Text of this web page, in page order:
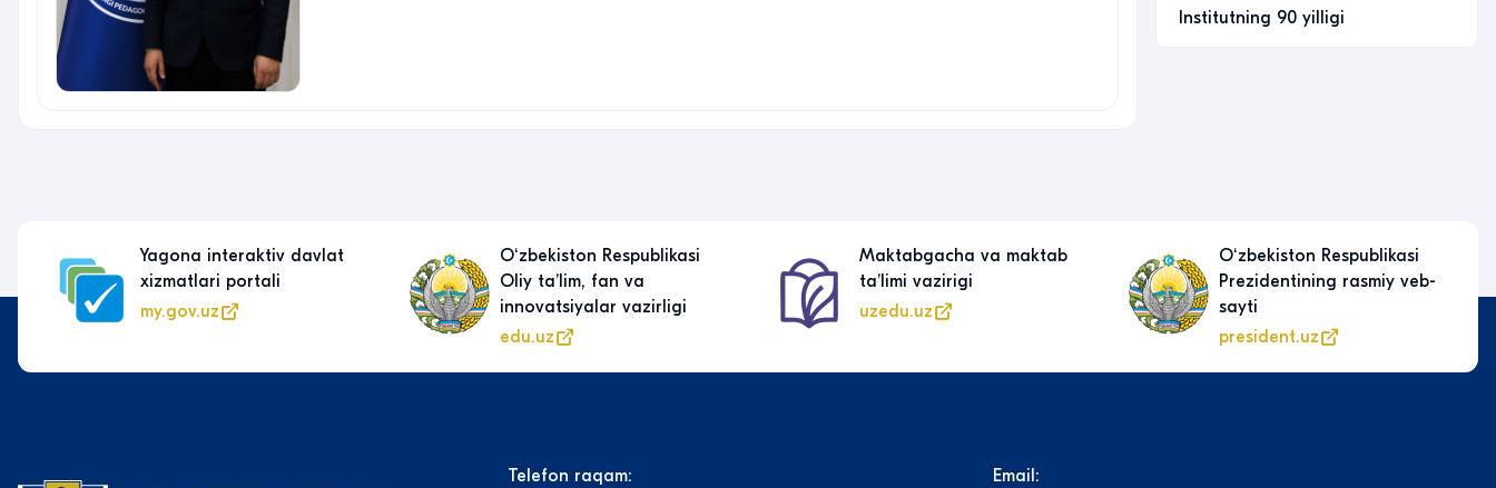
Institutning 90 yilligi
Yagona interaktiv davlat
xizmatlari portali
my.gov.uz
Oʻzbekiston Respublikasi
Oliy taʼlim, fan va
innovatsiyalar vazirligi
edu.uz
Maktabgacha va maktab
taʼlimi vazirigi
uzedu.uz
Oʻzbekiston Respublikasi
Prezidentining rasmiy veb-
sayti
president.uz
Telefon raqam: Email: